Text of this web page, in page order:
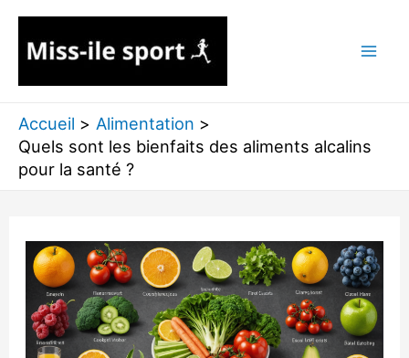
Aller
Accueil
Alimentation
Quels sont les bienfaits des aliments alcalins
pour la santé ?